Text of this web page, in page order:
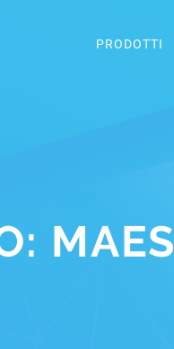
PRODOTTI